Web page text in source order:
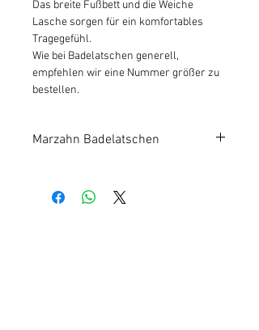
Das breite Fußbett und die Weiche
Lasche sorgen für ein komfortables
Tragegefühl.
Wie bei Badelatschen generell,
empfehlen wir eine Nummer größer zu
bestellen.
Marzahn Badelatschen